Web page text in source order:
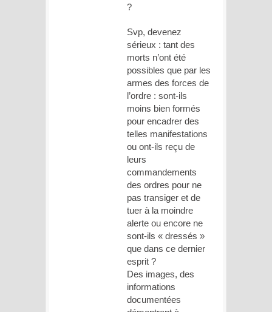
?
Svp, devenez
sérieux : tant des
morts n’ont été
possibles que par les
armes des forces de
l’ordre : sont-ils
moins bien formés
pour encadrer des
telles manifestations
ou ont-ils reçu de
leurs
commandements
des ordres pour ne
pas transiger et de
tuer à la moindre
alerte ou encore ne
sont-ils « dressés »
que dans ce dernier
esprit ?
Des images, des
informations
documentées